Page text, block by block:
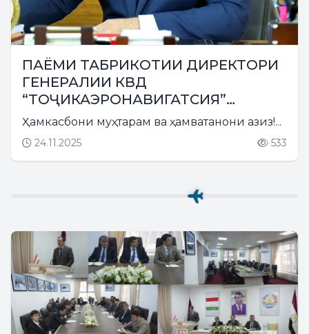
ПАЁМИ ТАБРИКОТИИ ДИРЕКТОРИ
ГЕНЕРАЛИИ КВД
“ТОҶИКАЭРОНАВИГАТСИЯ”
БЕГИҶОНЗОДА ЛОИҚ БЕГИҶОН БА
ДАВЛАТИИ ҶУМҲУРИИ
Ҳамкасбони муҳтарам ва ҳамватанони азиз!...
24.11.2025 533